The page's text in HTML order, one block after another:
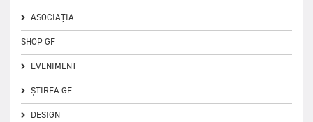
ASOCIAȚIA
SHOP GF
EVENIMENT
ȘTIREA GF
DESIGN